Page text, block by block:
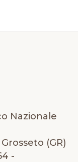
Nazionale
(GR)
-